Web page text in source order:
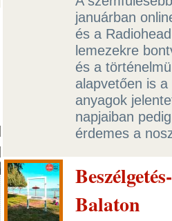
januárban
és a
lemezekre
és a
alapvetően is
anyagok
napjaiban
érdemes a
Balaton